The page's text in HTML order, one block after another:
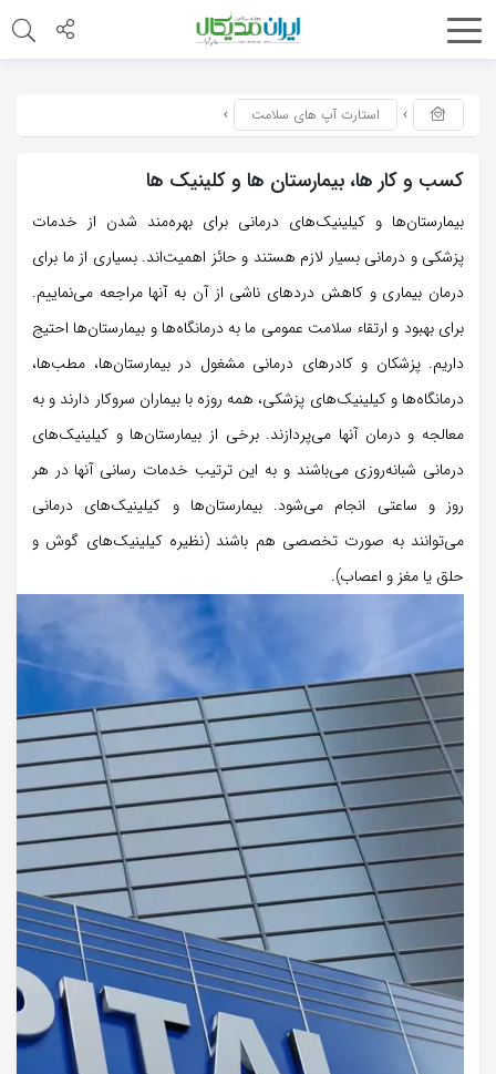
استارت آپ های سلامت
کسب و کار ها، بیمارستان ها و کلینیک ها
بیمارستان‌ها و کیلینیک‌های درمانی برای بهره‌مند شدن از خدمات
پزشکی و درمانی بسیار لازم هستند و حائز اهمیت‌اند. بسیاری از ما برای
درمان بیماری و کاهش دردهای ناشی از آن به آنها مراجعه می‌نماییم.
برای بهبود و ارتقاء سلامت عمومی ما به درمانگاه‌ها و بیمارستان‌ها احتیج
داریم. پزشکان و کادرهای درمانی مشغول در بیمارستان‌ها، مطب‌ها،
درمانگاه‌ها و کیلینیک‌های پزشکی، همه روزه با بیماران سروکار دارند و به
معالجه و درمان آنها می‌پردازند. برخی از بیمارستان‌ها و کیلینیک‌های
درمانی شبانه‌روزی می‌باشند و به این ترتیب خدمات رسانی آنها در هر
روز و ساعتی انجام می‌شود. بیمارستان‌ها و کیلینیک‌های درمانی
می‌توانند به صورت تخصصی هم باشند (نظیره کیلینیک‌های گوش و
حلق یا مغز و اعصاب).